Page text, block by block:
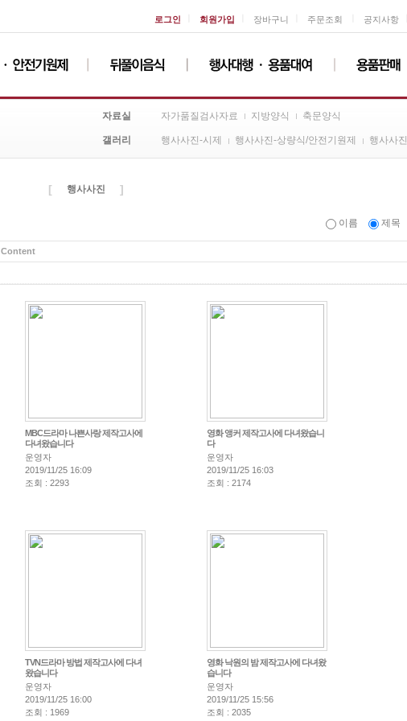
로그인 회원가입 장바구니 주문조회 공지사항
자료실 자가품질검사자료 지방양식 축문양식
갤러리 행사사진-시제 행사사진-상량식/안전기원제 행사사진
[ 행사사진 ]
이름 제목
Content
MBC드라마 나쁜사랑 제작고사에
다녀왔습니다
운영자
2019/11/25 16:09
조회 : 2293
영화 앵커 제작고사에 다녀왔습니
다
운영자
2019/11/25 16:03
조회 : 2174
TVN드라마 방법 제작고사에 다녀
왔습니다
운영자
2019/11/25 16:00
조회 : 1969
영화 낙원의 밤 제작고사에 다녀왔
습니다
운영자
2019/11/25 15:56
조회 : 2035